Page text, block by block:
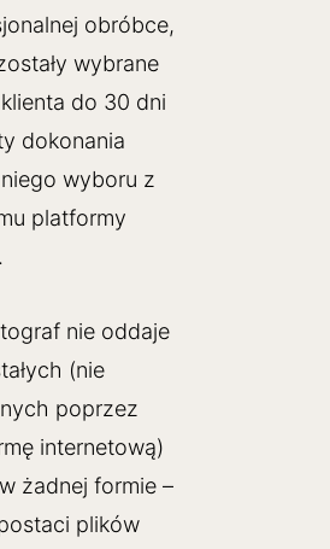
obróbce,
wybrane
do 30 dni
dokonania
wyboru z
platformy
nie oddaje
(nie
poprzez
internetową)
żadnej formie –
plików